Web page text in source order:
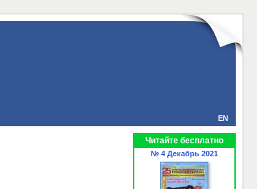
EN
Читайте бесплатно
№ 4 Декабрь 2021